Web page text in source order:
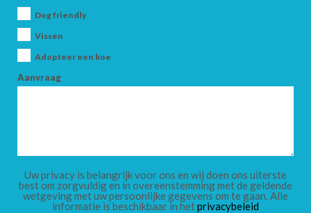
Dog friendly
Vissen
Adopteer een koe
Aanvraag
Uw privacy is belangrijk voor ons en wij doen ons uiterste
best om zorgvuldig en in overeenstemming met de geldende
wetgeving met uw persoonlijke gegevens om te gaan. Alle
informatie is beschikbaar in hetprivacybeleid